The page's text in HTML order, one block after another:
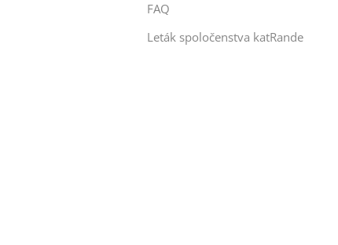
FAQ
Leták spoločenstva katRande